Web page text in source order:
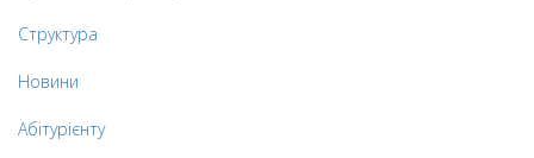
Структура
Новини
Абітурієнту